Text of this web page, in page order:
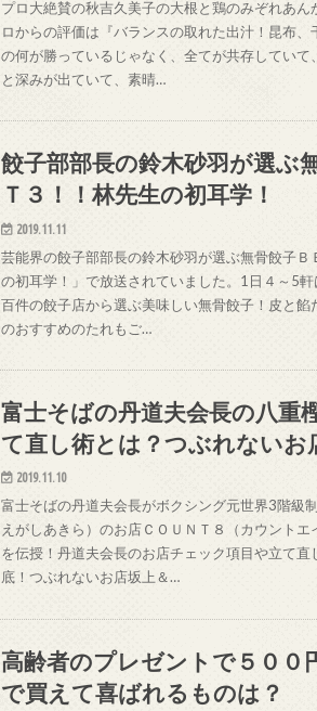
プロ大絶賛の秋吉久美子の大根と鶏のみぞれあ
ロからの評価は『バランスの取れた出汁！昆布、
の何が勝っているじゃなく、全てが共存していて
と深みが出ていて、素晴…
餃子部部長の鈴木砂羽が選ぶ
Ｔ３！！林先生の初耳学！
2019.11.11
芸能界の餃子部部長の鈴木砂羽が選ぶ無骨餃子Ｂ
の初耳学！」で放送されていました。1日４～5
百件の餃子店から選ぶ美味しい無骨餃子！皮と餡
のおすすめのたれもご…
富士そばの丹道夫会長の八重
て直し術とは？つぶれないお
2019.11.10
富士そばの丹道夫会長がボクシング元世界3階級
えがしあきら）のお店ＣＯＵＮＴ８（カウント
を伝授！丹道夫会長のお店チェック項目や立て直
底！つぶれないお店坂上＆…
高齢者のプレゼントで５００
で買えて喜ばれるものは？